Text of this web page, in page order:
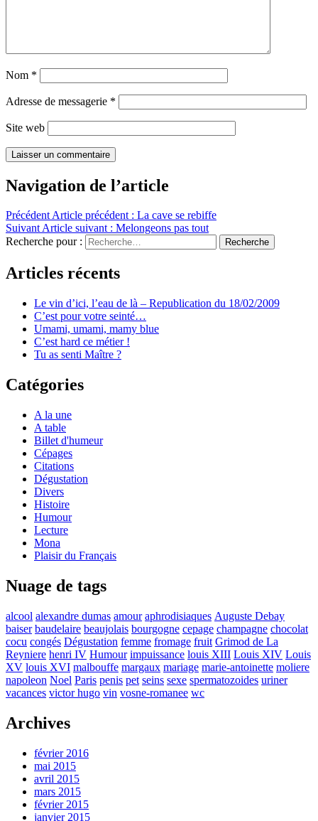
Nom *
Adresse de messagerie *
Site web
Navigation de l’article
PrécédentArticle précédent : La cave se rebiffe
SuivantArticle suivant : Melongeons pas tout
Recherche pour :
Recherche
Articles récents
Le vin d’ici, l’eau de là – Republication du 18/02/2009
C’est pour votre seinté…
Umami, umami, mamy blue
C’est hard ce métier !
Tu as senti Maître ?
Catégories
A la une
A table
Billet d'humeur
Cépages
Citations
Dégustation
Divers
Histoire
Humour
Lecture
Mona
Plaisir du Français
Nuage de tags
alcool alexandre dumas amour aphrodisiaques Auguste Debay
baiser baudelaire beaujolais bourgogne cepage champagne chocolat
cocu congés Dégustation femme fromage fruit Grimod de La
Reyniere henri IV Humour impuissance louis XIII Louis XIV Louis
XV louis XVI malbouffe margaux mariage marie-antoinette moliere
napoleon Noel Paris penis pet seins sexe spermatozoides uriner
vacances victor hugo vin vosne-romanee wc
Archives
février 2016
mai 2015
avril 2015
mars 2015
février 2015
janvier 2015